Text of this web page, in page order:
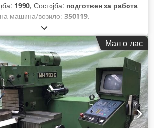
1990, Состојба: подготвен за работа
на машина/возило: 350119,
Мал оглас